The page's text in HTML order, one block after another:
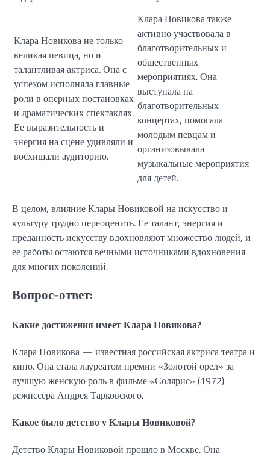
Клара Новикова не только
великая певица, но и
талантливая актриса. Она с
успехом исполняла главные
роли в оперных постановках
и драматических спектаклях.
Ее выразительность и
энергия на сцене удивляли и
восхищали аудиторию.
Клара Новикова также
активно участвовала в
благотворительных и
общественных
мероприятиях. Она
выступала на
благотворительных
концертах, помогала
молодым певцам и
организовывала
музыкальные мероприятия
для детей.
В целом, влияние Клары Новиковой на искусство и
культуру трудно переоценить. Ее талант, энергия и
преданность искусству вдохновляют множество людей, и
ее работы остаются вечными источниками вдохновения
для многих поколений.
Вопрос-ответ:
Какие достижения имеет Клара Новикова?
Клара Новикова — известная российская актриса театра и
кино. Она стала лауреатом премии «Золотой орел» за
лучшую женскую роль в фильме «Солярис» (1972)
режиссёра Андрея Тарковского.
Какое было детство у Клары Новиковой?
Детство Клары Новиковой прошло в Москве. Она